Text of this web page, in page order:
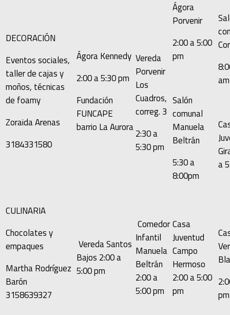
DECORACIÓN
Eventos sociales,
taller de cajas y
moños, técnicas
de foamy
Zoraida Arenas
3184331580
Ágora Kennedy
2:00 a 5:30 pm
Fundación
FUNCAPE
barrio La Aurora
Vereda
Porvenir
Los
Cuadros,
correg. 3
2:30 a
5:30 pm
Ágora
Porvenir
2:00 a 5:00
pm
Salón
comunal
Manuela
Beltrán
5:30 a
8:00pm
am
a
CULINARIA
Chocolates y
empaques
Martha Rodríguez
Barón
3158639327
Vereda Santos
Bajos 2:00 a
5:00 pm
Comedor
Infantil
Manuela
Beltrán
2:00 a
5:00 pm
Casa
Juventud
Campo
Hermoso
2:00 a 5:00
pm
pm